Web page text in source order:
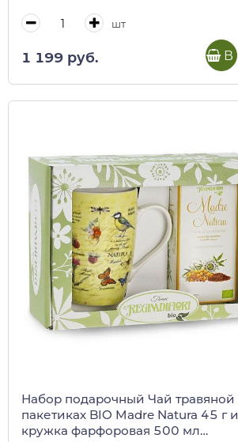
шт
1 199 руб. В
Набор подарочный Чай травяной
пакетиках BIO Madre Natura 45 г и
кружка фарфоровая 500 мл